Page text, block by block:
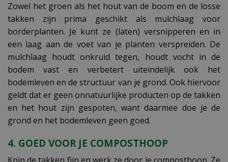
Zowel het groen als het hout van de boom en de losse
takken zijn prima geschikt als mulchlaag voor
borderplanten. Je kunt ze (laten) versnipperen en in
een laag aan de voet van je planten verspreiden. De
mulchlaag houdt onkruid tegen, houdt vocht in de
bodem vast en verbetert uiteindelijk ook het
bodemleven en de structuur van je grond. Ook hiervoor
geldt dat er geen onnatuurlijke producten op de takken
en het hout zijn gespoten, want daarmee doe je de
grond en het bodemleven geen goed.
4. GOED VOOR JE COMPOSTHOOP